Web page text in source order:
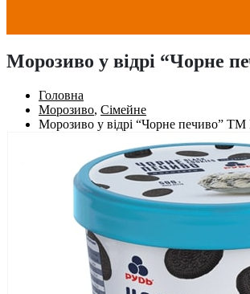
Морозиво у відрі “Чорне
Головна
Морозиво, Сімейне
Морозиво у відрі “Чорне печиво” ТМ